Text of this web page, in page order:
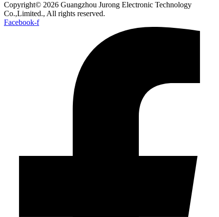
Copyright© 2026 Guangzhou Jurong Electronic Technology
Co.,Limited., All rights reserved.
Facebook-f